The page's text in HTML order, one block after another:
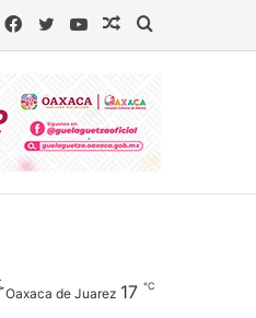
Buscar
Artículo
YouTube
Twitter
Facebook
Oaxaca de Juarez 17 ℃